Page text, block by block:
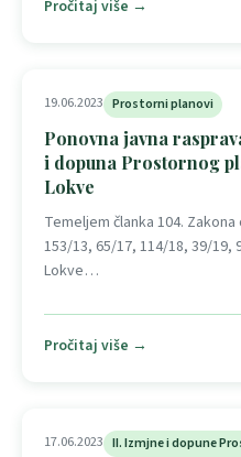
Pročitaj više →
19.06.2023 Prostorni planovi
Ponovna javna
i dopuna Prostornog
Lokve
Temeljem članka 104.
153/13, 65/17, 114/18, 39/19,
Lokve…
Pročitaj više →
17.06.2023 II. Izmjne i dopune